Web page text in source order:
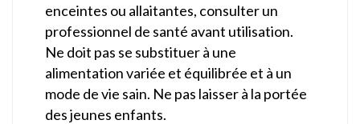
enceintes ou allaitantes, consulter un
professionnel de santé avant utilisation.
Ne doit pas se substituer à une
alimentation variée et équilibrée et à un
mode de vie sain. Ne pas laisser à la portée
des jeunes enfants.